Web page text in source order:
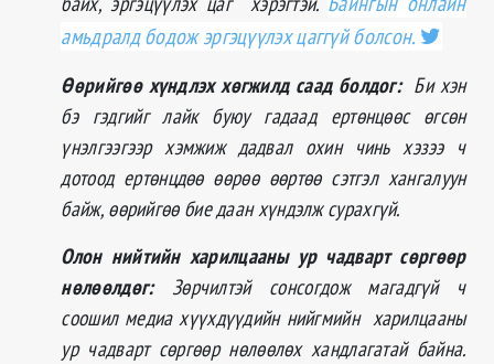
амьдралд бодож эргэцүүлэх цаггүй болсон.
Өөрийгөө хүндлэх хөгжилд саад болдог: Би хэн
бэ гэдгийг лайк буюу гадаад ертөнцөөс өгсөн
үнэлгээгээр хэмжиж дадвал охин чинь хэзээ ч
дотоод ертөнцдөө өөрөө өөртөө сэтгэл хангалуун
байж, өөрийгөө бие даан хүндэлж сурахгүй.
Олон нийтийн харилцааны ур чадварт сөргөөр
нөлөөлдөг: Зөрчилтэй сонсогдож магадгүй ч
соошил медиа хүүхдүүдийн нийгмийн харилцааны
ур чадварт сөргөөр нөлөөлөх хандлагатай байна.